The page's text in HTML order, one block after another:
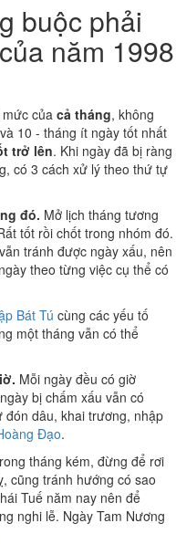
buộc phải
năm 1998
của cả tháng, không
10 - tháng ít ngày tốt nhất
trở lên. Khi ngày đã bị ràng
có 3 cách xử lý theo thứ tự
đó. Mở lịch tháng tương
tốt rồi chốt trong nhóm đó.
tránh được ngày xấu, nên
theo từng việc cụ thể có
Bát Tú cùng các yếu tố
một tháng vẫn có thể
Mỗi ngày đều có giờ
bị chấm xấu vẫn có
dâu, khai trương, nhập
Đạo.
tháng kém, đừng để rơi
cũng tránh hướng có sao
Tuế năm nay nên để
nghi lễ. Ngày Tam Nương